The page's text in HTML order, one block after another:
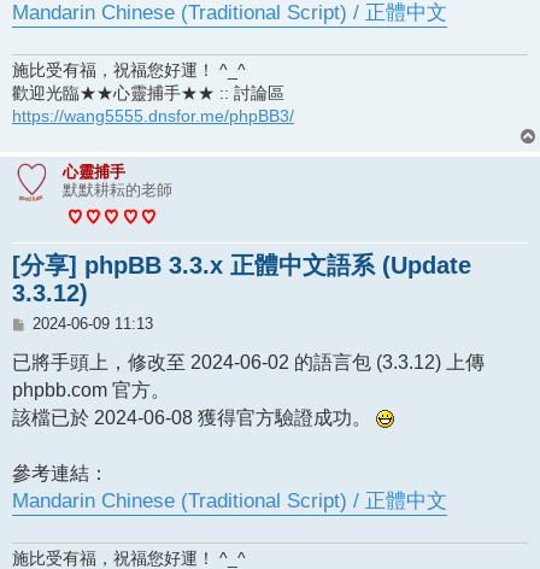
Mandarin Chinese (Traditional Script) / 正體中文
施比受有福，祝福您好運！ ^_^
歡迎光臨★★心靈捕手★★ :: 討論區
https://wang5555.dnsfor.me/phpBB3/
心靈捕手
默默耕耘的老師
[分享] phpBB 3.3.x 正體中文語系 (Update
3.3.12)
文
2024-06-09 11:13
已將手頭上，修改至 2024-06-02 的語言包 (3.3.12) 上傳
phpbb.com 官方。
該檔已於 2024-06-08 獲得官方驗證成功。
參考連結：
Mandarin Chinese (Traditional Script) / 正體中文
施比受有福，祝福您好運！ ^_^